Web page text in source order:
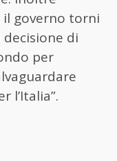
il governo torni
di
per
l’Italia”.